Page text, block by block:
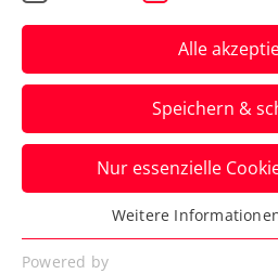
News filtern
Alle
Speichern &
Nur essenzielle
Essenziell
Essenzielle Cookies werden für
Weitere
Powered by